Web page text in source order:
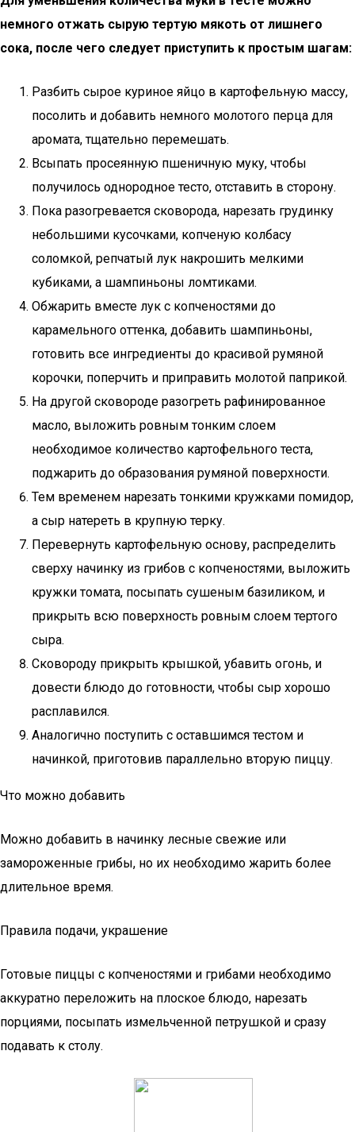
немного отжать сырую тертую мякоть от лишнего
сока, после чего следует приступить к простым шагам:
Разбить сырое куриное яйцо в картофельную массу,
посолить и добавить немного молотого перца для
аромата, тщательно перемешать.
Всыпать просеянную пшеничную муку, чтобы
получилось однородное тесто, отставить в сторону.
Пока разогревается сковорода, нарезать грудинку
небольшими кусочками, копченую колбасу
соломкой, репчатый лук накрошить мелкими
кубиками, а шампиньоны ломтиками.
Обжарить вместе лук с копченостями до
карамельного оттенка, добавить шампиньоны,
готовить все ингредиенты до красивой румяной
корочки, поперчить и приправить молотой паприкой.
На другой сковороде разогреть рафинированное
масло, выложить ровным тонким слоем
необходимое количество картофельного теста,
поджарить до образования румяной поверхности.
Тем временем нарезать тонкими кружками помидор,
а сыр натереть в крупную терку.
Перевернуть картофельную основу, распределить
сверху начинку из грибов с копченостями, выложить
кружки томата, посыпать сушеным базиликом, и
прикрыть всю поверхность ровным слоем тертого
сыра.
Сковороду прикрыть крышкой, убавить огонь, и
довести блюдо до готовности, чтобы сыр хорошо
расплавился.
Аналогично поступить с оставшимся тестом и
начинкой, приготовив параллельно вторую пиццу.
Что можно добавить
Можно добавить в начинку лесные свежие или
замороженные грибы, но их необходимо жарить более
длительное время.
Правила подачи, украшение
Готовые пиццы с копченостями и грибами необходимо
аккуратно переложить на плоское блюдо, нарезать
порциями, посыпать измельченной петрушкой и сразу
подавать к столу.